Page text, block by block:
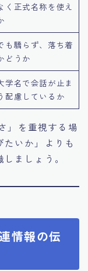
く正式名称を使え
も驕らず、落ち着
どうか
学名で会話が止ま
配慮しているか
」を重視する場
いか」よりも
ましょう。
情報の伝